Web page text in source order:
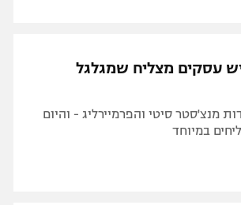
עסקים מצליח שמגלגל
מנצ'סטר סיטי והפרמיירליג - והיום
במיוחד